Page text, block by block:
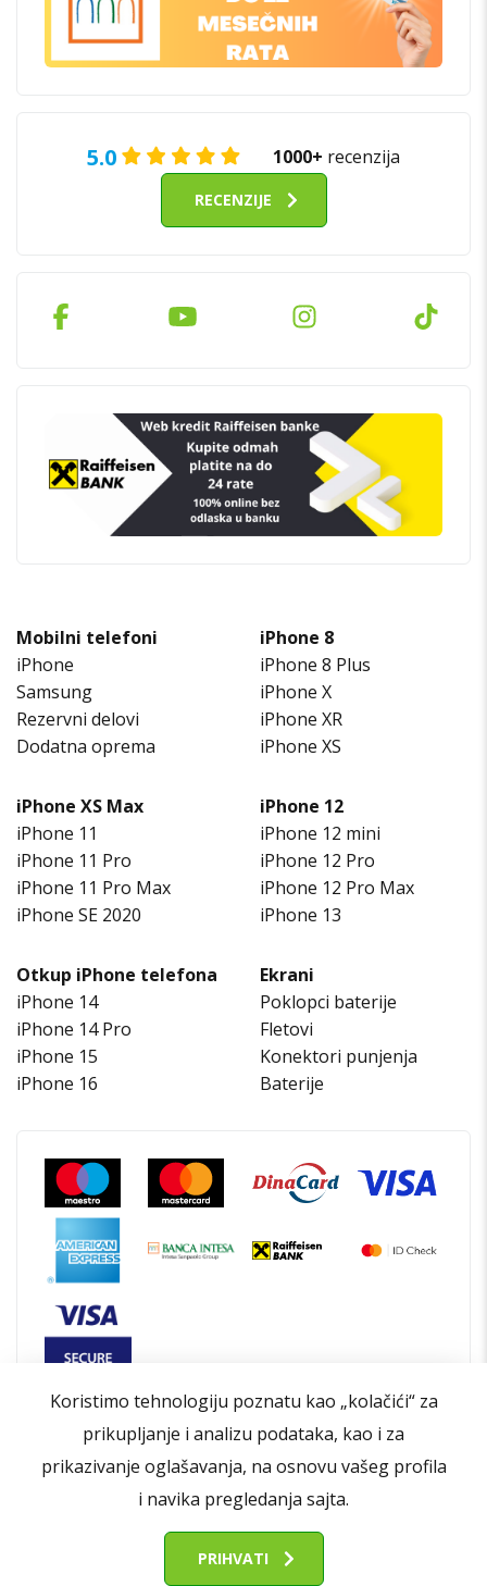
5.0 1000+ recenzija
RECENZIJE
Mobilni telefoni
iPhone
Samsung
Rezervni delovi
Dodatna oprema
iPhone 8
iPhone 8 Plus
iPhone X
iPhone XR
iPhone XS
iPhone XS Max
iPhone 11
iPhone 11 Pro
iPhone 11 Pro Max
iPhone SE 2020
iPhone 12
iPhone 12 mini
iPhone 12 Pro
iPhone 12 Pro Max
iPhone 13
Otkup iPhone telefona
iPhone 14
iPhone 14 Pro
iPhone 15
iPhone 16
Ekrani
Poklopci baterije
Fletovi
Konektori punjenja
Baterije
Opšti uslovi poslovanja
Politika privatnosti
Kontakt
O nama
© 2026 | Sva prava zadržana od strane Refurbished.Eco
Koristimo tehnologiju poznatu kao „kolačići“ za
prikupljanje i analizu podataka, kao i za
prikazivanje oglašavanja, na osnovu vašeg profila
i navika pregledanja sajta.
PRIHVATI